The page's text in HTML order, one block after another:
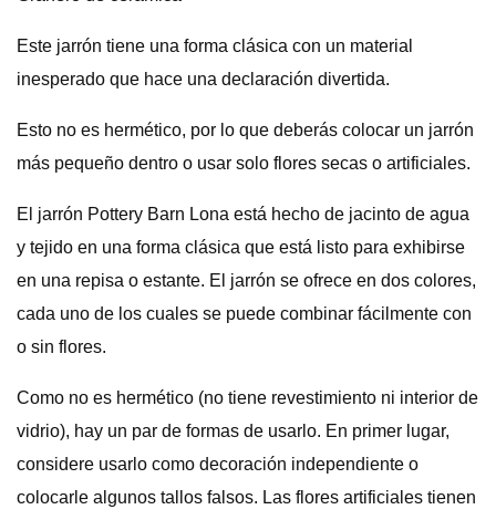
Este jarrón tiene una forma clásica con un material
inesperado que hace una declaración divertida.
Esto no es hermético, por lo que deberás colocar un jarrón
más pequeño dentro o usar solo flores secas o artificiales.
El jarrón Pottery Barn Lona está hecho de jacinto de agua
y tejido en una forma clásica que está listo para exhibirse
en una repisa o estante. El jarrón se ofrece en dos colores,
cada uno de los cuales se puede combinar fácilmente con
o sin flores.
Como no es hermético (no tiene revestimiento ni interior de
vidrio), hay un par de formas de usarlo. En primer lugar,
considere usarlo como decoración independiente o
colocarle algunos tallos falsos. Las flores artificiales tienen